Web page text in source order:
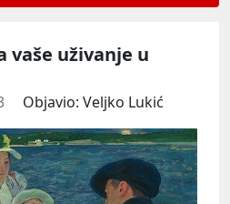
vaše uživanje u
Objavio: Veljko Lukić